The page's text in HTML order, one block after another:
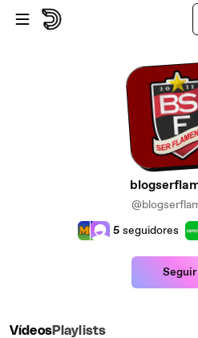
Ir para o conteúdo principal
5 seguidores
Seguir
VídeosPlaylists